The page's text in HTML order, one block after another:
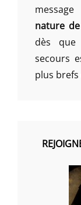
nature
dès que
secours
plus brefs